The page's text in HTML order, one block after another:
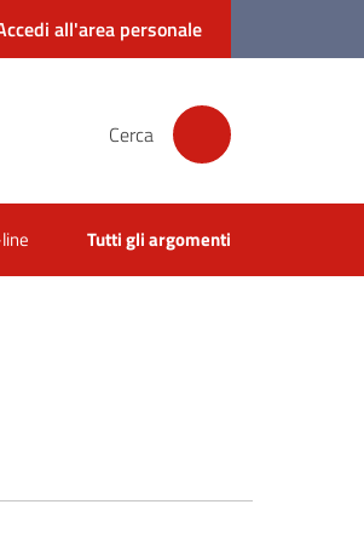
all'area personale
Cerca
Tutti gli argomenti